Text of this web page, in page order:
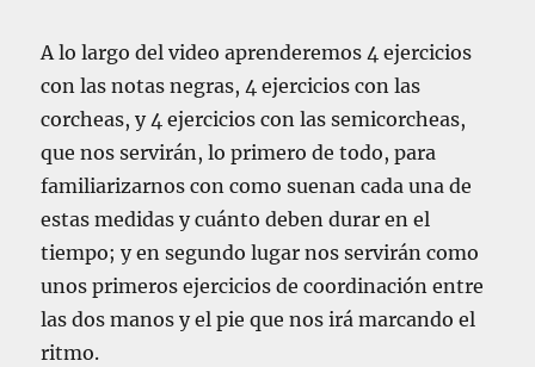
A lo largo del video aprenderemos 4 ejercicios
con las notas negras, 4 ejercicios con las
corcheas, y 4 ejercicios con las semicorcheas,
que nos servirán, lo primero de todo, para
familiarizarnos con como suenan cada una de
estas medidas y cuánto deben durar en el
tiempo; y en segundo lugar nos servirán como
unos primeros ejercicios de coordinación entre
las dos manos y el pie que nos irá marcando el
ritmo.